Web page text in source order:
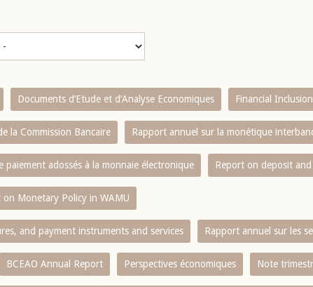
Documents d’Etude et d’Analyse Economiques Financial
la Commission Bancaire Rapport annuel sur la monétique
paiement adossés à la monnaie électronique Report on deposit
on Monetary Policy in WAMU
and payment instruments and services Rapport annuel sur les
BCEAO Annual Report Perspectives économiques Note